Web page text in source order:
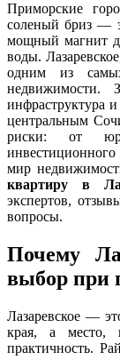
Приморские
соленый бриз —
мощный магнит
воды.
одним из
недвижимости.
инфраструктура
центральным
риски: от
мир
квартиру в
экспертов,
вопросы.
Почему
выбор при
Лазаревское —
края, а место,
практичность.